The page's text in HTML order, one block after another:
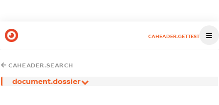
CAHEADER.GETTEST
CAHEADER.SEARCH
document.dossier